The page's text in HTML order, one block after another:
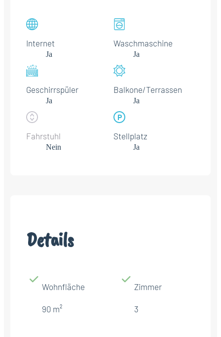
Internet
Ja
Waschmaschine
Ja
Geschirrspüler
Ja
Balkone/Terrassen
Ja
Fahrstuhl
Nein
Stellplatz
Ja
Details
Wohnfläche
90 m²
Zimmer
3